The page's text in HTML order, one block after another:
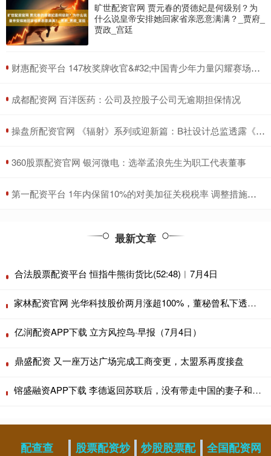
旷世配资官网 贾元春的贤德妃是何级别？为
什么说皇帝安排她回家省亲恶意满满？_贾府_
贾政_宫廷
​财惠配资平台 147枚奖牌收官&#32;中国青少年力量闪耀赛场——巴林亚青会中国代表团综述
​成都配资网 百洋医药：公司及控股子公司无逾期担保情况
​操盘所配资官网 《辐射》系列或迎新篇：B社设计总监透露《辐射5》将突破传统剧情框架
​360股票配资官网 银河微电：选举孟浪先生为职工代表董事
​第一配资平台 1年内保留10%的对美加征关税税率 调整措施公告发布
最新文章
合法股票配资平台 恒指牛熊街货比(52:48)︱7月4日
家林配资官网 光华科技股价两月涨超100%，董秘曾私下透露固态电池材料产能被警示
亿润配资APP下载 立方风控鸟·早报（7月4日）
鼎盛配资 又一座万达广场完成工商变更，太盟系再度接盘
镕盛融资APP下载 李德返回苏联后，没有带走中国的妻子和儿子，后来过得怎样了？
配查查
股票配资炒
炒股股票配
全国配资网